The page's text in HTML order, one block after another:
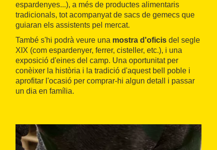
espardenyes...), a més de productes alimentaris
tradicionals, tot acompanyat de sacs de gemecs que
guiaran els assistents pel mercat.
També s'hi podrà veure una mostra d'oficis del segle
XIX (com espardenyer, ferrer, cisteller, etc.), i una
exposició d'eines del camp. Una oportunitat per
conèixer la història i la tradició d'aquest bell poble i
aprofitar l'ocasió per comprar-hi algun detall i passar
un dia en família.